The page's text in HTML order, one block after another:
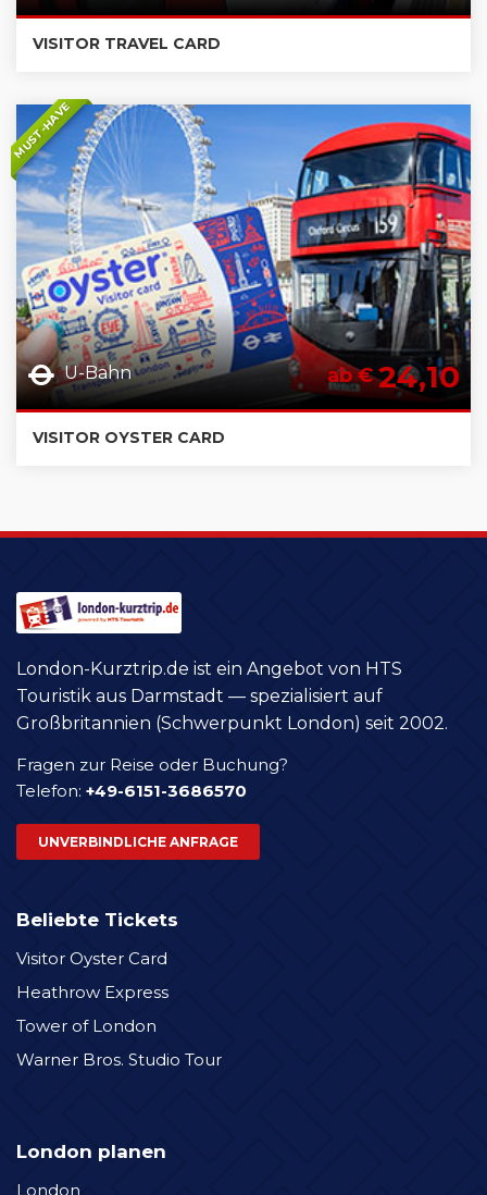
VISITOR TRAVEL CARD
MUST-HAVE
U-Bahn ab €24,10
VISITOR OYSTER CARD
London-Kurztrip.de ist ein Angebot von HTS
Touristik aus Darmstadt — spezialisiert auf
Großbritannien (Schwerpunkt London) seit 2002.
Fragen zur Reise oder Buchung?
Telefon: +49-6151-3686570
UNVERBINDLICHE ANFRAGE
Beliebte Tickets
Visitor Oyster Card
Heathrow Express
Tower of London
Warner Bros. Studio Tour
London planen
London